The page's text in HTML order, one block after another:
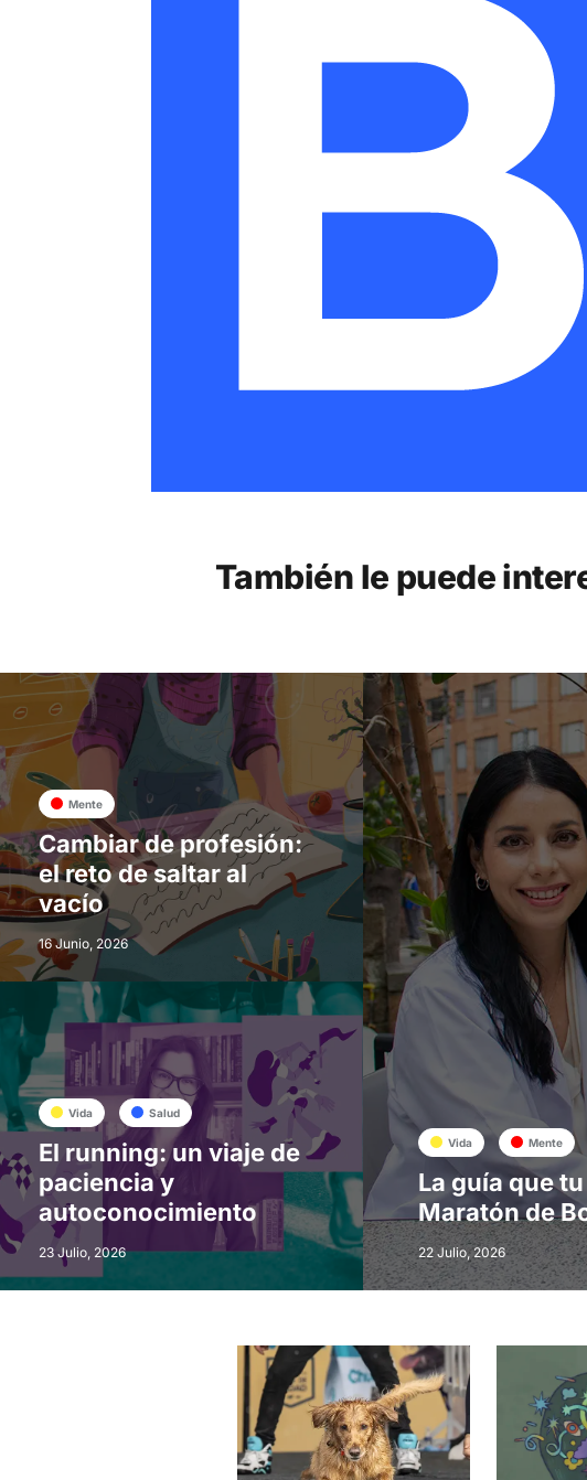
También le puede
Mente
Cambiar de profesión:
el reto de saltar al
vacío
16 Junio, 2026
Vida Salud
El running: un viaje de
paciencia y
autoconocimiento
23 Julio, 2026
Vida Mente
La guía que
Maratón de
22 Julio, 2026